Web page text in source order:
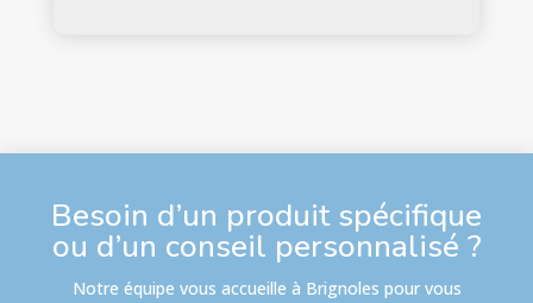
Besoin d’un produit spécifique
ou d’un conseil personnalisé ?
Notre équipe vous accueille à Brignoles pour vous